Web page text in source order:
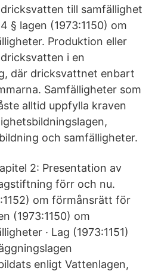
till samfällighet
§ lagen (1973:1150) om
Produktion eller
i en
där dricksvattnet enbart
Samfälligheter som
alltid uppfylla kraven
och samfälligheter.
2: Presentation av
förr och nu.
om förmånsrätt för
(1973:1150) om
· Lag (1973:1151)
enligt Vattenlagen,